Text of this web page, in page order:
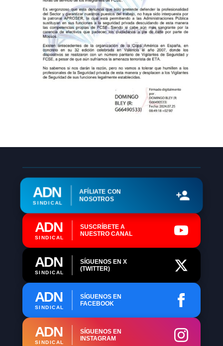
ADN
SINDICAL
AFÍLIATE CON
NOSOTROS
ADN
SINDICAL
SUSCRÍBETE A
NUESTRO CANAL
ADN
SINDICAL
SÍGUENOS EN X
(TWITTER)
ADN
SINDICAL
SÍGUENOS EN
FACEBOOK
ADN
SINDICAL
SÍGUENOS EN
INSTAGRAM